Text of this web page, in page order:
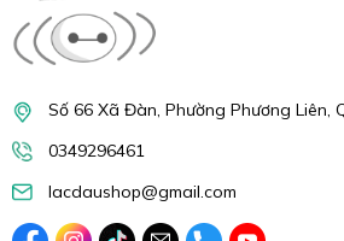
Số 66 Xã Đàn, Phường Phương Liên,
0349296461
lacdaushop@gmail.com